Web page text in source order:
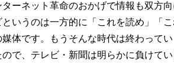
ーネット革命のおかげで情報も双方向
いうのは一方的に「これを読め」「
体です。もうそんな時代は終わってい
で、テレビ・新聞は明らかに負けてい